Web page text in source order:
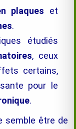
plaques et
.
étudiés
, ceux
certains,
pour le
.
semble être de